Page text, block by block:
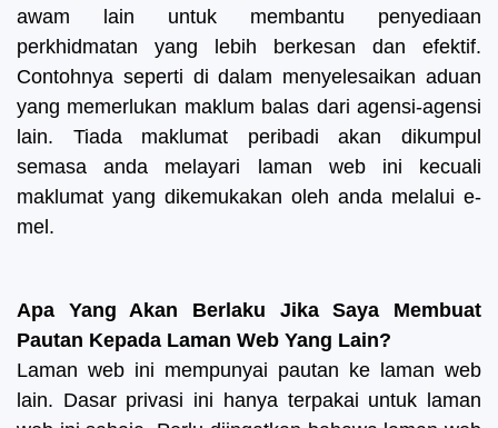
awam lain untuk membantu penyediaan
perkhidmatan yang lebih berkesan dan efektif.
Contohnya seperti di dalam menyelesaikan aduan
yang memerlukan maklum balas dari agensi-agensi
lain. Tiada maklumat peribadi akan dikumpul
semasa anda melayari laman web ini kecuali
maklumat yang dikemukakan oleh anda melalui e-
mel.
Apa Yang Akan Berlaku Jika Saya Membuat
Pautan Kepada Laman Web Yang Lain?
Laman web ini mempunyai pautan ke laman web
lain. Dasar privasi ini hanya terpakai untuk laman